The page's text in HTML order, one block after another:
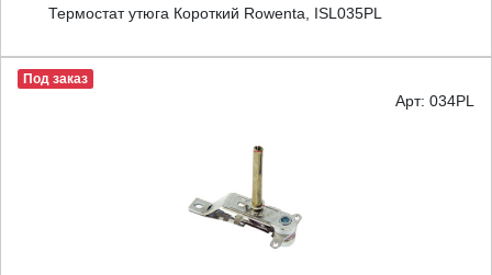
Термостат утюга Короткий Rowenta, ISL035PL
Под заказ
Арт: 034PL